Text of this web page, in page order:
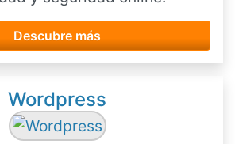
Descubre más
Wordpress